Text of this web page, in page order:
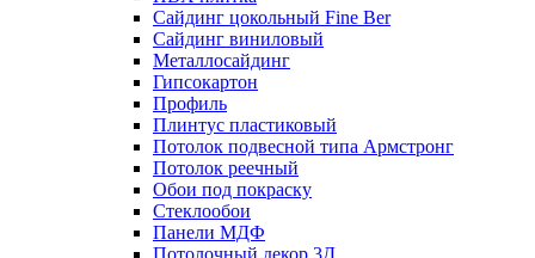
Сайдинг цокольный Fine Ber
Сайдинг виниловый
Металлосайдинг
Гипсокартон
Профиль
Плинтус пластиковый
Потолок подвесной типа Армстронг
Потолок реечный
Обои под покраску
Стеклообои
Панели МДФ
Потолочный декор 3Д